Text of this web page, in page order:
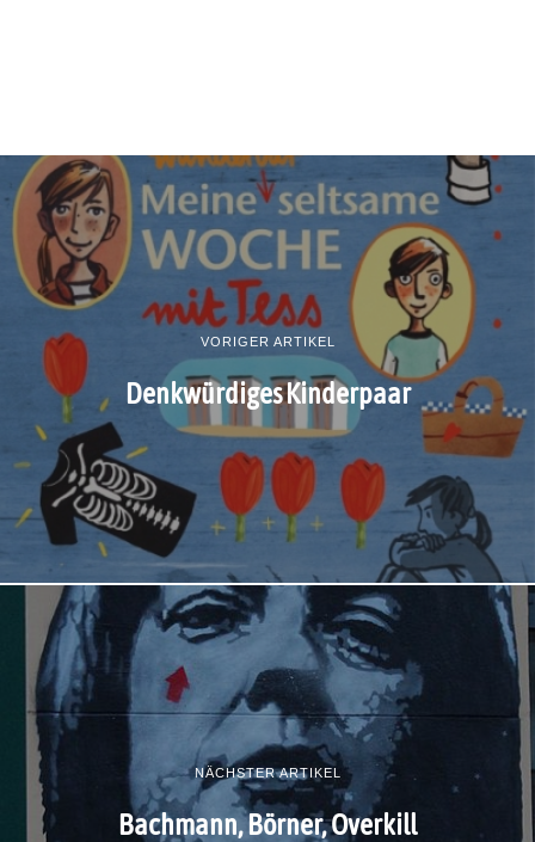
VORIGER ARTIKEL
Denkwürdiges Kinderpaar
NÄCHSTER ARTIKEL
Bachmann, Börner, Overkill